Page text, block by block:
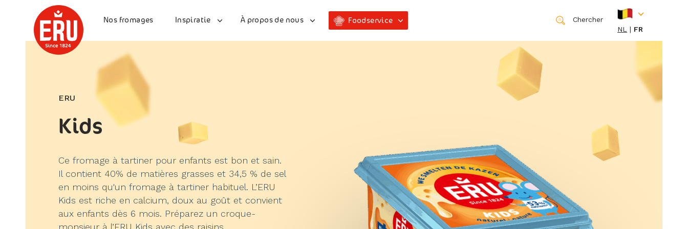
Nos fromages Inspiratie À propos de nous Foodservice
Chercher
NL
FR
ERU
Kids
Ce fromage à tartiner pour enfants est bon et sain.
Il contient 40% de matières grasses et 34,5 % de sel
en moins qu'un fromage à tartiner habituel. L’ERU
Kids est riche en calcium, doux au goût et convient
aux enfants dès 6 mois. Préparez un croque-
monsieur à l’ERU Kids avec des raisins.